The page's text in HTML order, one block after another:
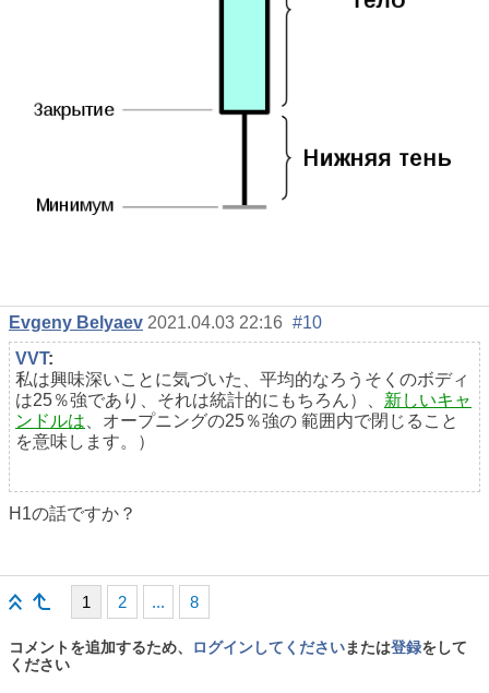
Evgeny Belyaev 2021.04.03 22:16 #10
VVT:
私は興味深いことに気づいた、平均的なろうそくのボディ
は25％強であり、それは統計的にもちろん）、 新しいキャ
ンドルは 、オープニングの25％強の 範囲内で閉じること
を意味します。）
H1の話ですか？
1 2 ... 8
コメントを追加するため、 ログインしてくださいまたは登録をして
ください